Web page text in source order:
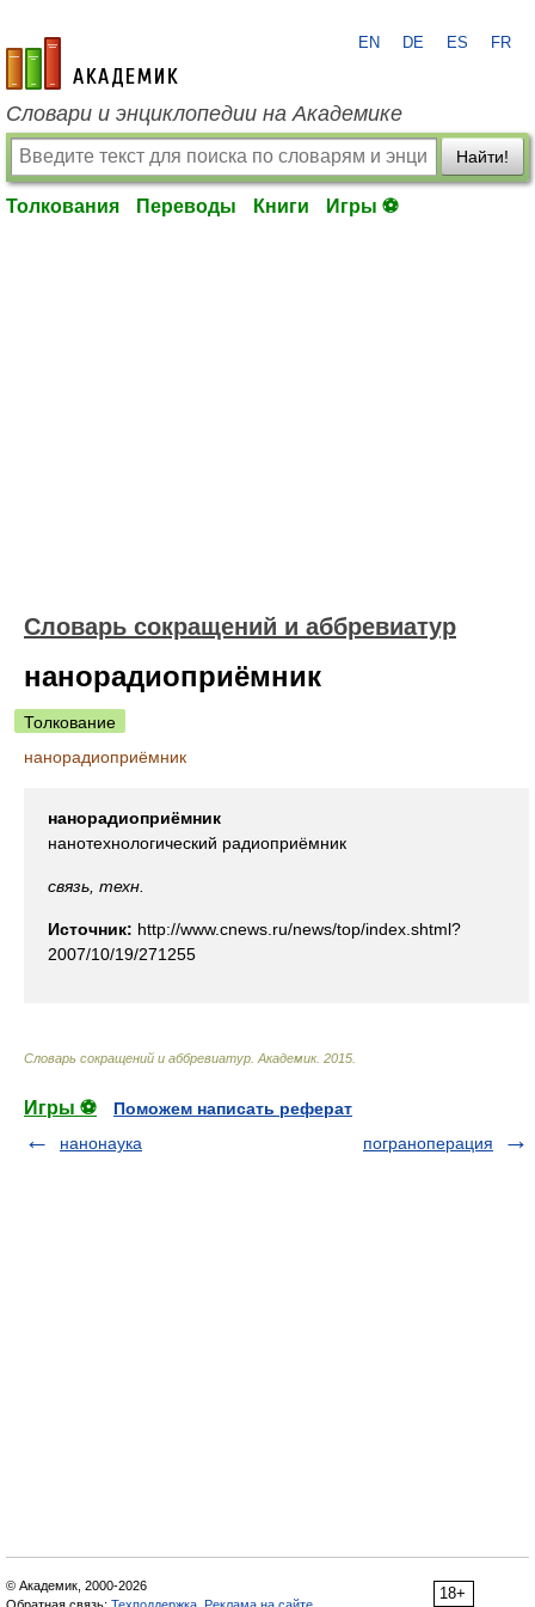
academic.ru
EN DE ES FR
Словари и энциклопедии на Академике
Найти!
Толкования Переводы Книги Игры ⚽
Словарь сокращений и аббревиатур
нанорадиоприёмник
Толкование
нанорадиоприёмник
нанорадиоприёмник
нанотехнологический радиоприёмник
связь, техн.
Источник: http://www.cnews.ru/news/top/index.shtml?
2007/10/19/271255
Словарь сокращений и аббревиатур Академик. 2015
Игры ⚽
Поможем написать реферат
нанонаука
пограноперация
18+
© Академик, 2000-2026